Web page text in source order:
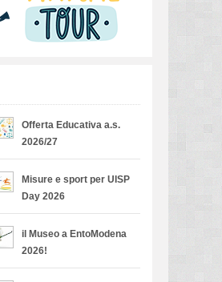
Offerta Educativa a.s.
2026/27
Misure e sport per UISP
Day 2026
il Museo a EntoModena
2026!